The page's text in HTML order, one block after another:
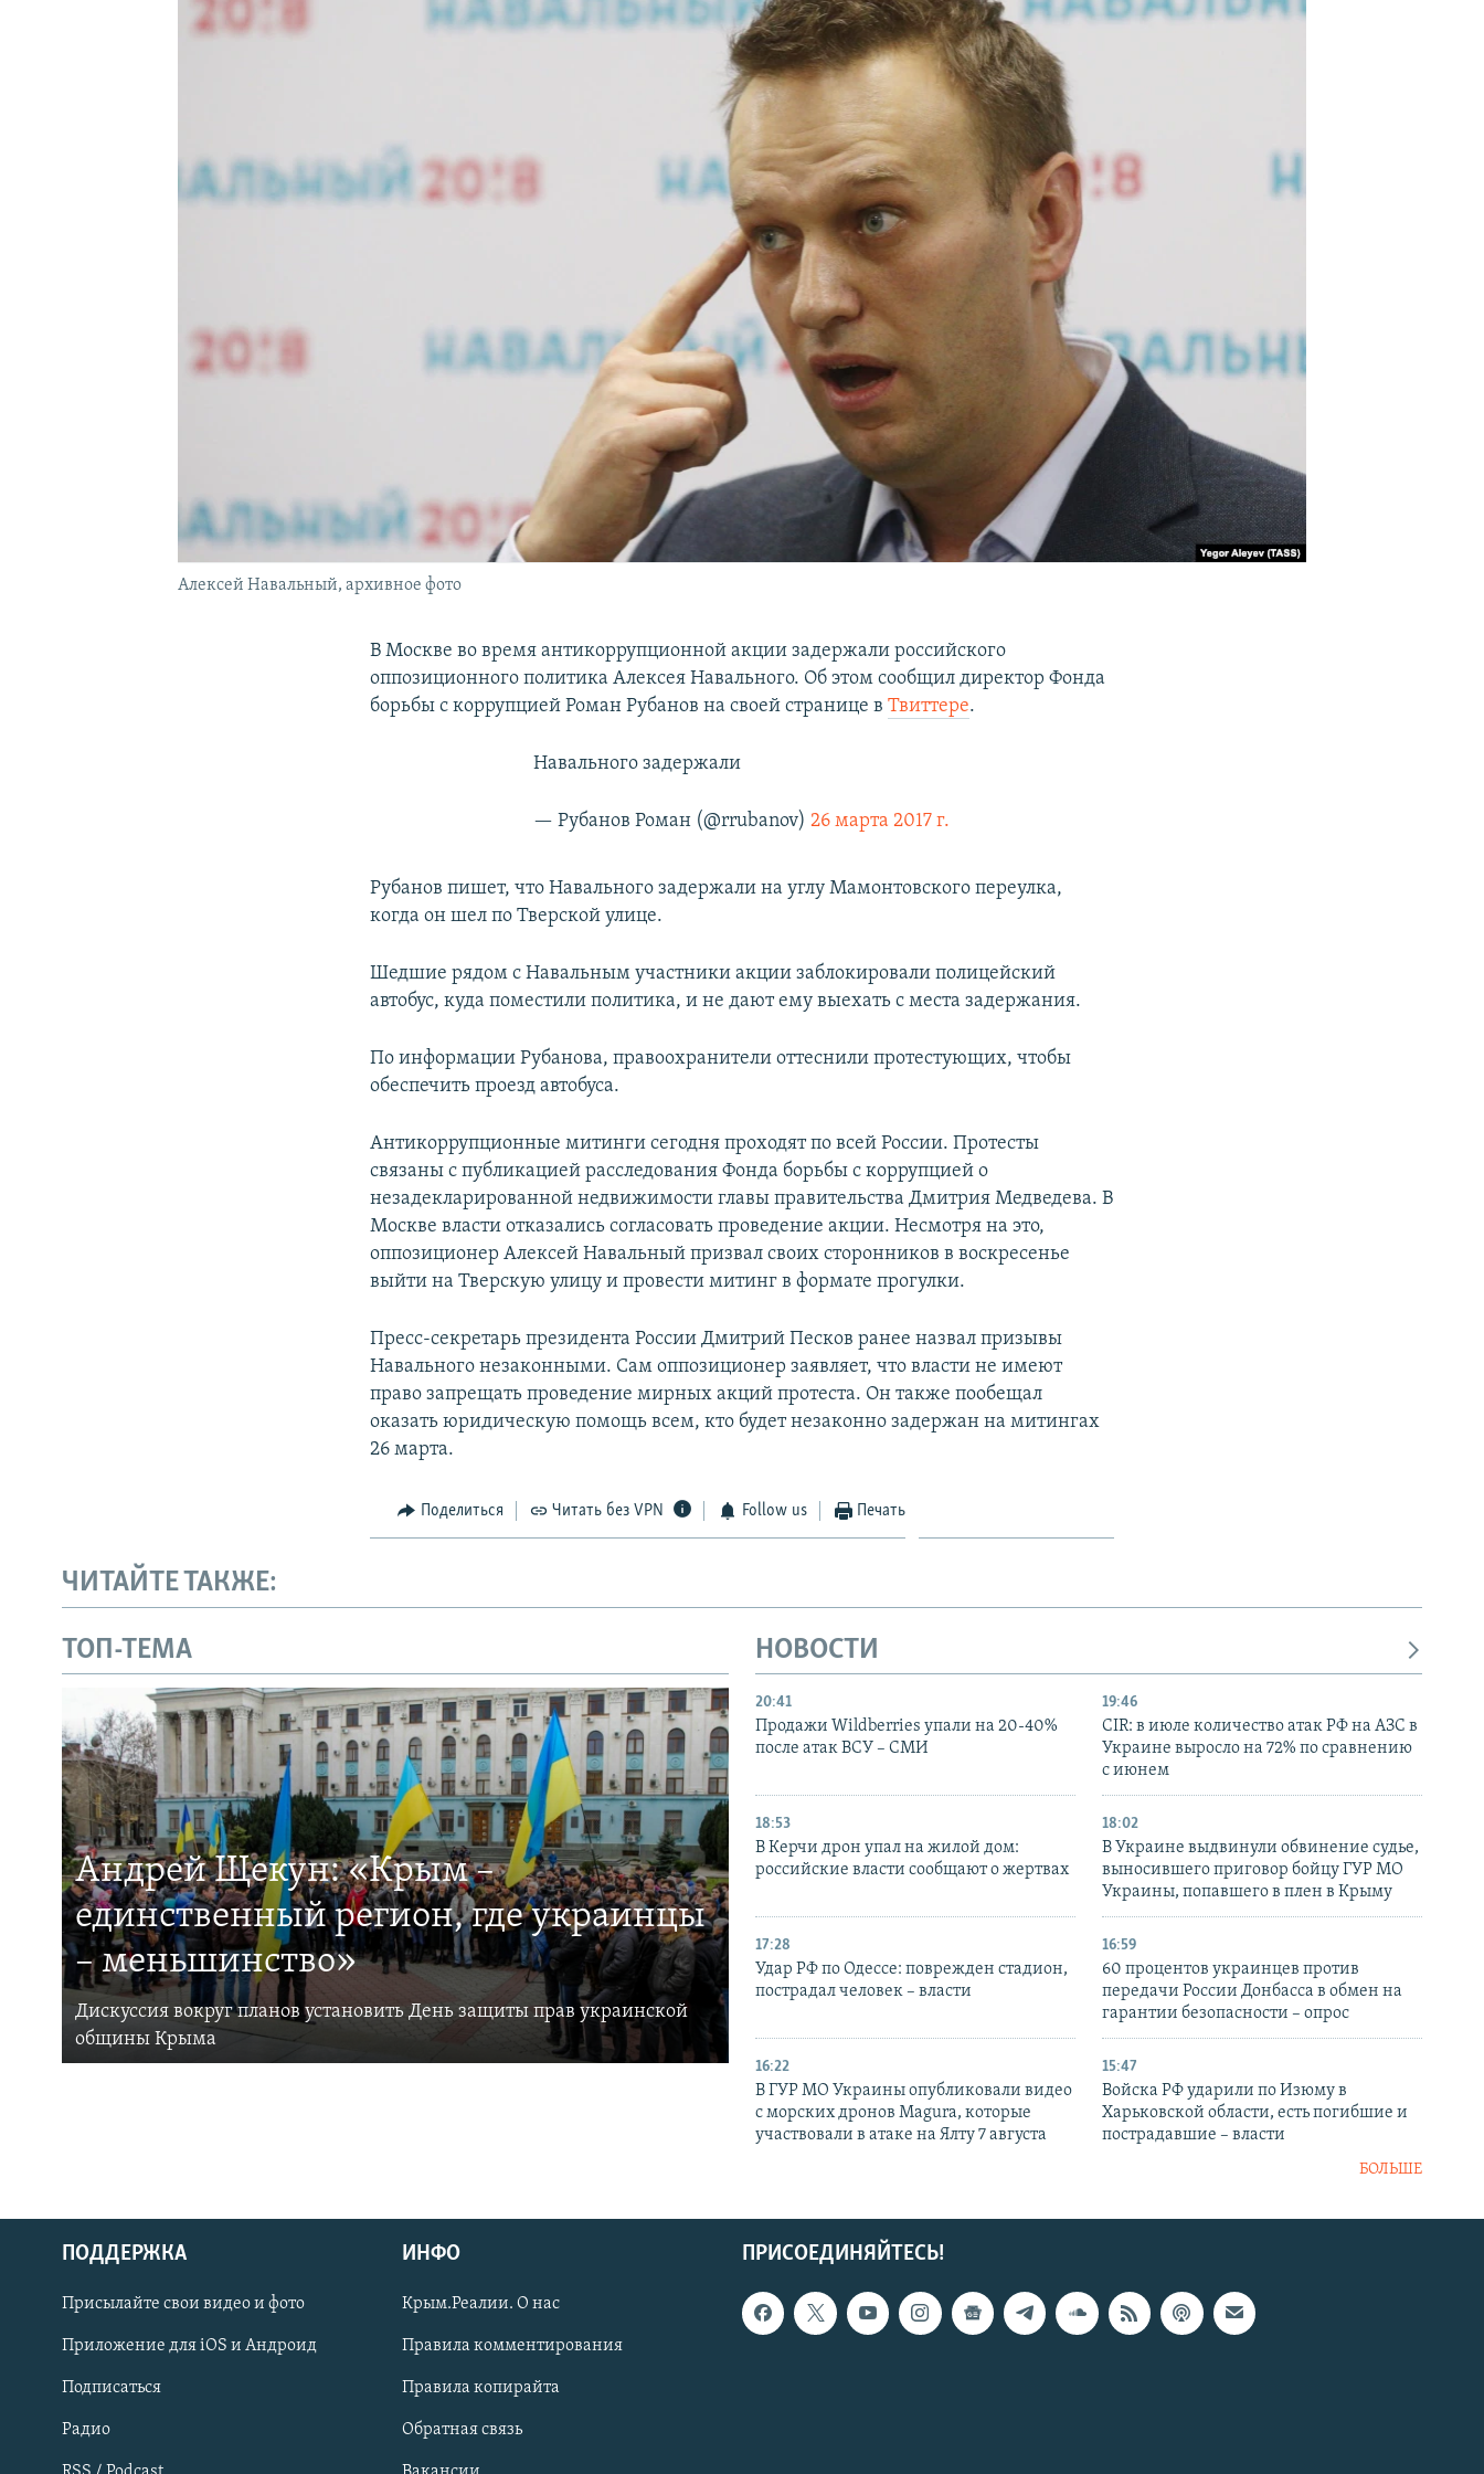
Українською
Qırımtatar
ПРИСОЕДИНЯЙТЕСЬ!
Алексей Навальный, архивное фото
В Москве во время антикоррупционной акции задержали российского
оппозиционного политика Алексея Навального. Об этом сообщил директор Фонда
борьбы с коррупцией Роман Рубанов на своей странице вТвиттере.
Навального задержали
— Рубанов Роман (@rrubanov)26 марта 2017 г.
Рубанов пишет, что Навального задержали на углу Мамонтовского переулка,
когда он шел по Тверской улице.
Шедшие рядом с Навальным участники акции заблокировали полицейский
автобус, куда поместили политика, и не дают ему выехать с места задержания.
По информации Рубанова, правоохранители оттеснили протестующих, чтобы
обеспечить проезд автобуса.
Антикоррупционные митинги сегодня проходят по всей России. Протесты
связаны с публикацией расследования Фонда борьбы с коррупцией о
незадекларированной недвижимости главы правительства Дмитрия Медведева. В
Москве власти отказались согласовать проведение акции. Несмотря на это,
оппозиционер Алексей Навальный призвал своих сторонников в воскресенье
выйти на Тверскую улицу и провести митинг в формате прогулки.
Пресс-секретарь президента России Дмитрий Песков ранее назвал призывы
Навального незаконными. Сам оппозиционер заявляет, что власти не имеют
право запрещать проведение мирных акций протеста. Он также пообещал
оказать юридическую помощь всем, кто будет незаконно задержан на митингах
26 марта.
Поделиться Читать без VPN Follow us Печать
ЧИТАЙТЕ ТАКЖЕ:
ТОП-ТЕМА
Андрей Щекун: «Крым –
единственный регион, где украинцы
– меньшинство»
Дискуссия вокруг планов установить День защиты прав украинской
общины Крыма
НОВОСТИ
20:41
Продажи Wildberries упали на 20-40%
после атак ВСУ – СМИ
19:46
CIR: в июле количество атак РФ на АЗС в
Украине выросло на 72% по сравнению
с июнем
18:53
В Керчи дрон упал на жилой дом:
российские власти сообщают о жертвах
18:02
В Украине выдвинули обвинение судье,
выносившего приговор бойцу ГУР МО
Украины, попавшего в плен в Крыму
17:28
Удар РФ по Одессе: поврежден стадион,
пострадал человек – власти
16:59
60 процентов украинцев против
передачи России Донбасса в обмен на
гарантии безопасности – опрос
16:22
В ГУР МО Украины опубликовали видео
с морских дронов Magura, которые
участвовали в атаке на Ялту 7 августа
15:47
Войска РФ ударили по Изюму в
Харьковской области, есть погибшие и
пострадавшие – власти
БОЛЬШЕ
ПРИСОЕДИНЯЙТЕСЬ!
ПОДДЕРЖКА
Присылайте свои видео и фото
Приложение для iOS и Андроид
Подписаться
Радио
ИНФО
Крым.Реалии. О нас
Правила комментирования
Правила копирайта
Обратная связь